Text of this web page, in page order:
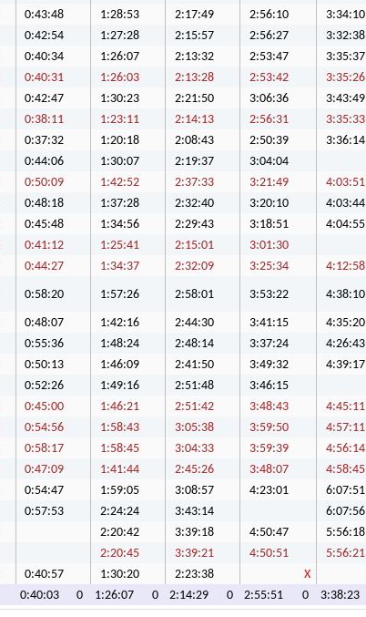
0:43:48 1:28:53 2:17:49 2:56:10 3:34:10
0:42:54 1:27:28 2:15:57 2:56:27 3:32:38
0:40:34 1:26:07 2:13:32 2:53:47 3:35:37
0:40:31 1:26:03 2:13:28 2:53:42 3:35:26
0:42:47 1:30:23 2:21:50 3:06:36 3:43:49
0:38:11 1:23:11 2:14:13 2:56:31 3:35:33
0:37:32 1:20:18 2:08:43 2:50:39 3:36:14
0:44:06 1:30:07 2:19:37 3:04:04
0:50:09 1:42:52 2:37:33 3:21:49 4:03:51
0:48:18 1:37:28 2:32:40 3:20:10 4:03:44
0:45:48 1:34:56 2:29:43 3:18:51 4:04:55
0:41:12 1:25:41 2:15:01 3:01:30
0:44:27 1:34:37 2:32:09 3:25:34 4:12:58
0:58:20 1:57:26 2:58:01 3:53:22 4:38:10
0:48:07 1:42:16 2:44:30 3:41:15 4:35:20
0:55:36 1:48:24 2:48:14 3:37:24 4:26:43
0:50:13 1:46:09 2:41:50 3:49:32 4:39:17
0:52:26 1:49:16 2:51:48 3:46:15
0:45:00 1:46:21 2:51:42 3:48:43 4:45:11
0:54:56 1:58:43 3:05:38 3:59:50 4:57:11
0:58:17 1:58:45 3:04:33 3:59:39 4:56:14
0:47:09 1:41:44 2:45:26 3:48:07 4:58:45
0:54:47 1:59:05 3:08:57 4:23:01 6:07:51
0:57:53 2:24:24 3:43:14 6:07:56
2:20:42 3:39:18 4:50:47 5:56:18
2:20:45 3:39:21 4:50:51 5:56:21
0:40:57 1:30:20 2:23:38 X
0:40:03
0 1:26:07 0 2:14:29 0 2:55:51 0 3:38:23